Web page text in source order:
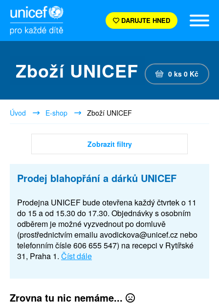
DARUJTE HNED
Zboží UNICEF 0 ks 0 Kč
Úvod E-shop Zboží UNICEF
Zobrazit filtry
Prodej blahopřání a dárků UNICEF
Prodejna UNICEF bude otevřena každý čtvrtek o 11
do 15 a od 15.30 do 17.30. Objednávky s osobním
odběrem je možné vyzvednout po domluvě
(prostřednictvím emailu avodickova@unicef.cz nebo
telefonním čísle 606 655 547) na recepci v Rytířské
31, Praha 1. Číst dále
Zrovna tu nic nemáme...